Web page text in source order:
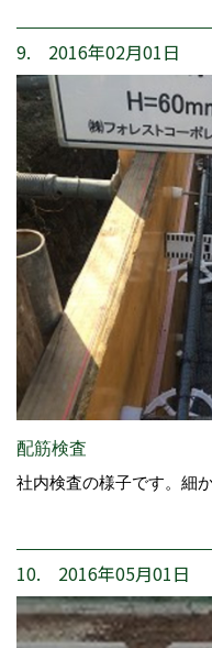
9. 2016年02月01日
配筋検査
社内検査の様子です。細
10. 2016年05月01日